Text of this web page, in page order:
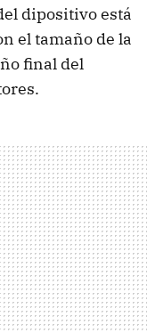
dipositivo está
el tamaño de la
final del